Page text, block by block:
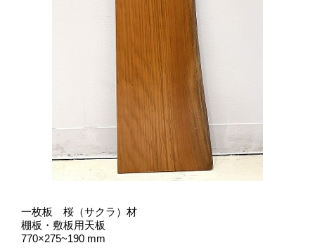
一枚板 桜（サクラ）材
棚板・敷板用天板
770×275~190 mm